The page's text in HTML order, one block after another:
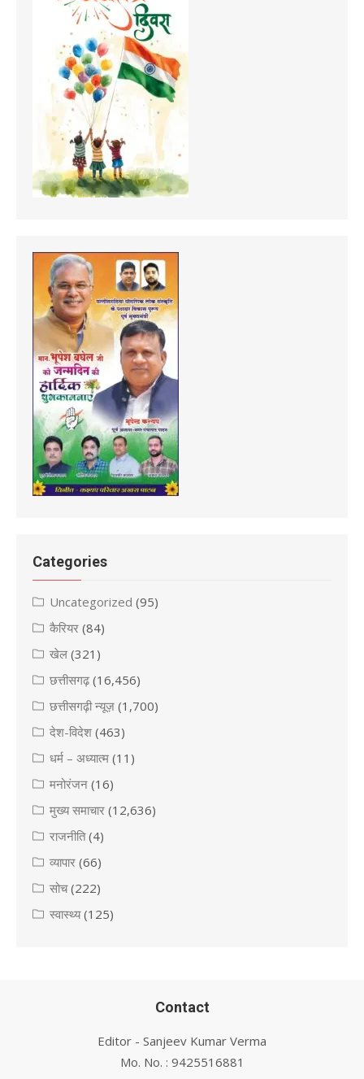
Categories
Uncategorized (95)
कैरियर (84)
खेल (321)
छत्तीसगढ़(16,456)
छत्तीसगढ़ी न्यूज़ (1,700)
देश-विदेश (463)
धर्म – अध्यात्म (11)
मनोरंजन (16)
मुख्य समाचार (12,636)
राजनीति(4)
व्यापार (66)
सोच(222)
स्वास्थ्य(125)
Contact
Editor - Sanjeev Kumar Verma
Mo. No. : 9425516881